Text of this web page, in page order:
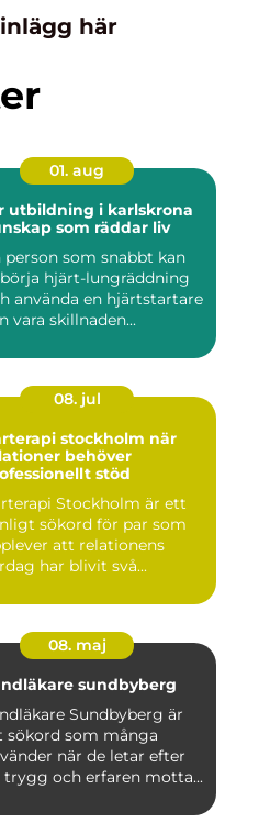
här
01. aug
utbildning i karlskrona
som räddar liv
person som snabbt kan
hjärt-lungräddning
använda en hjärtstartare
vara skillnaden...
08. jul
stockholm när
behöver
stöd
Stockholm är ett
sökord för par som
att relationens
har blivit svå...
08. maj
sundbyberg
Sundbyberg är
sökord som många
när de letar efter
trygg och erfaren motta...